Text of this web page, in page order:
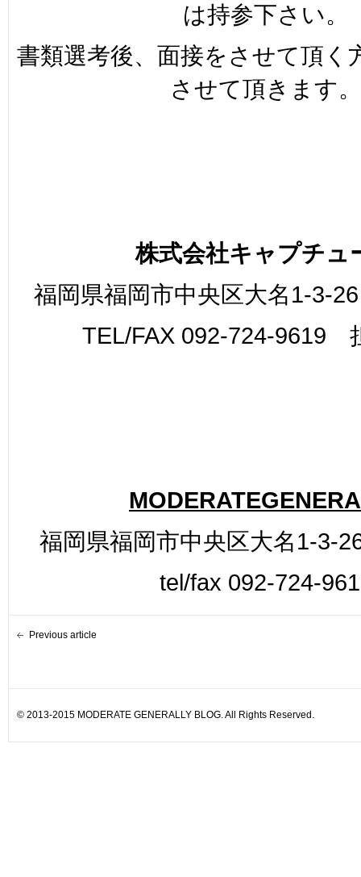
は持参下さい。
書類選考後、面接をさせて頂く
させて頂きます。
株式会社キャプチュ
福岡県福岡市中央区大名1-3-
TEL/FAX 092-724-9619
福岡県福岡市中央区大名1-3-
tel/fax 092-724-
Previous article
© 2013-2015 MODERATE GENERALLY BLOG. All Rights Reserved.